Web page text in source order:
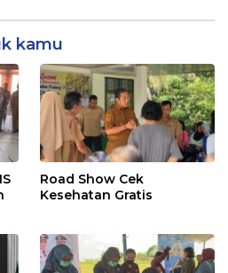
kamu
Road Show Cek
Kesehatan Gratis